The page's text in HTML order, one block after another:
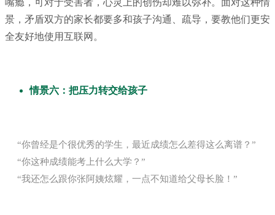
嘴瘾，可对于受害者，心灵上的创伤却难以弥补。面对这种情
景，矛盾双方的家长都要多和孩子沟通、疏导，要教他们更安
全友好地使用互联网。
情景六：把压力转交给孩子
“你曾经是个很优秀的学生，最近成绩怎么差得这么离谱？”
“你这种成绩能考上什么大学？”
“我还怎么跟你张阿姨炫耀，一点不知道给父母长脸！”